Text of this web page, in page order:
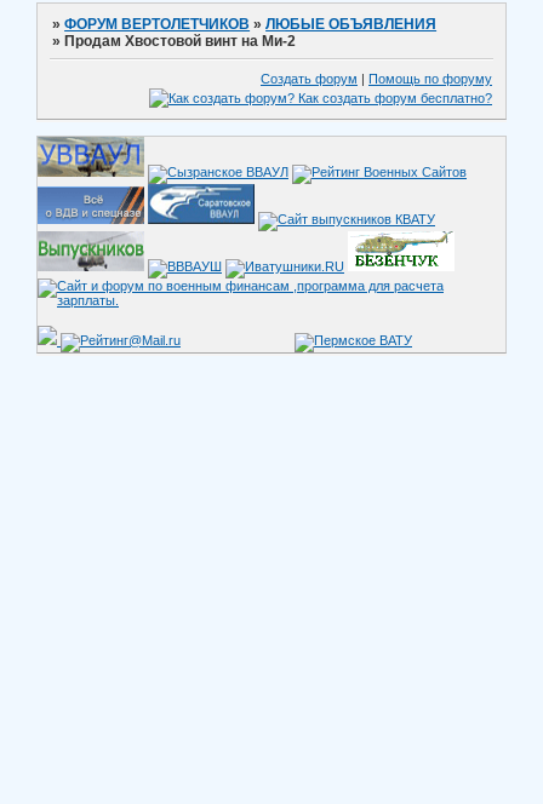
»ФОРУМ ВЕРТОЛЕТЧИКОВ »ЛЮБЫЕ ОБЪЯВЛЕНИЯ
»Продам Хвостовой винт на Ми-2
Создать форум | Помощь по форуму